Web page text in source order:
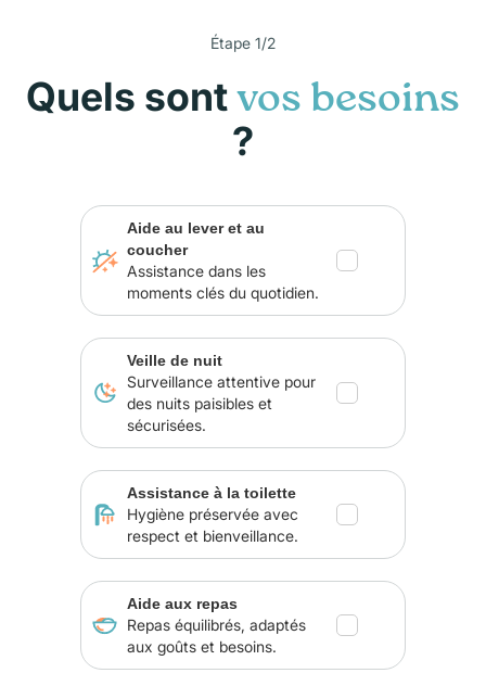
Étape 1/2
Quels sont vos besoins
?
Aide au lever et au
coucher
Assistance dans les
moments clés du quotidien.
Veille de nuit
Surveillance attentive pour
des nuits paisibles et
sécurisées.
Assistance à la toilette
Hygiène préservée avec
respect et bienveillance.
Aide aux repas
Repas équilibrés, adaptés
aux goûts et besoins.